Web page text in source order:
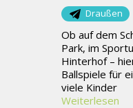
Draußen
Ob auf dem
Park, im
Hinterhof –
Ballspiele für
viele Kinder
Weiterlesen